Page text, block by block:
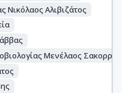
Νικόλαος Αλιβιζάτος
Μενέλαος